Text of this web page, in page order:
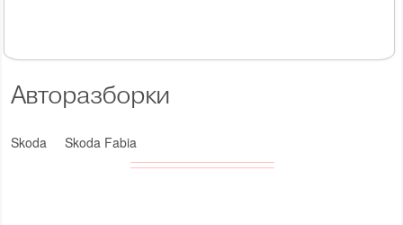
Авторазборки
Skoda Skoda Fabia